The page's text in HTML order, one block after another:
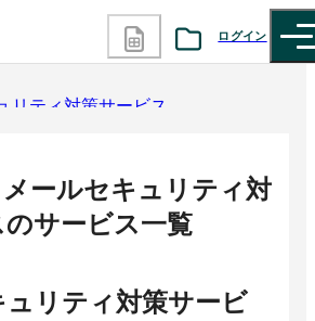
ログイン
リティ対策サービス
メールセキュリティ対
のサービス一覧
ュリティ対策サービ